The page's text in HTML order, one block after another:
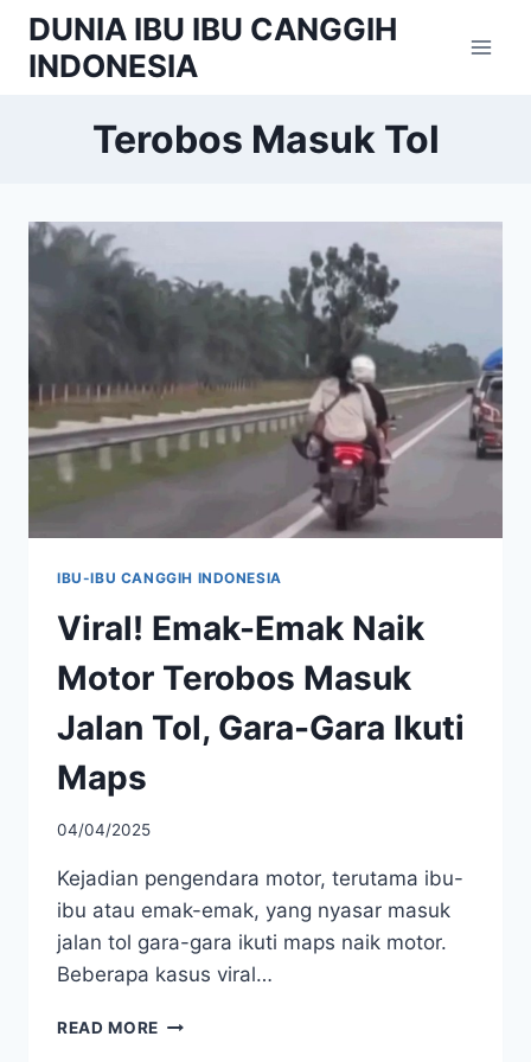
Skip
content
DUNIA IBU IBU CANGGIH
INDONESIA
Terobos Masuk Tol
IBU-IBU CANGGIH INDONESIA
Viral! Emak-Emak Naik
Motor Terobos Masuk
Jalan Tol, Gara-Gara Ikuti
Maps
04/04/2025
Kejadian pengendara motor, terutama ibu-
ibu atau emak-emak, yang nyasar masuk
jalan tol gara-gara ikuti maps naik motor.
Beberapa kasus viral…
READ MORE VIRAL!